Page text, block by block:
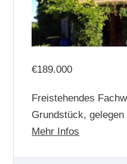
€189.000
Freistehendes
Grundstück,
Mehr Infos